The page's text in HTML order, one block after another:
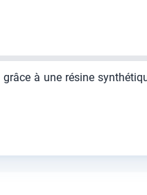
à une résine